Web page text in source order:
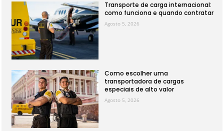
Transporte de carga internacional:
como funciona e quando contratar
Agosto 5, 2026
Como escolher uma
transportadora de cargas
especiais de alto valor
Agosto 5, 2026